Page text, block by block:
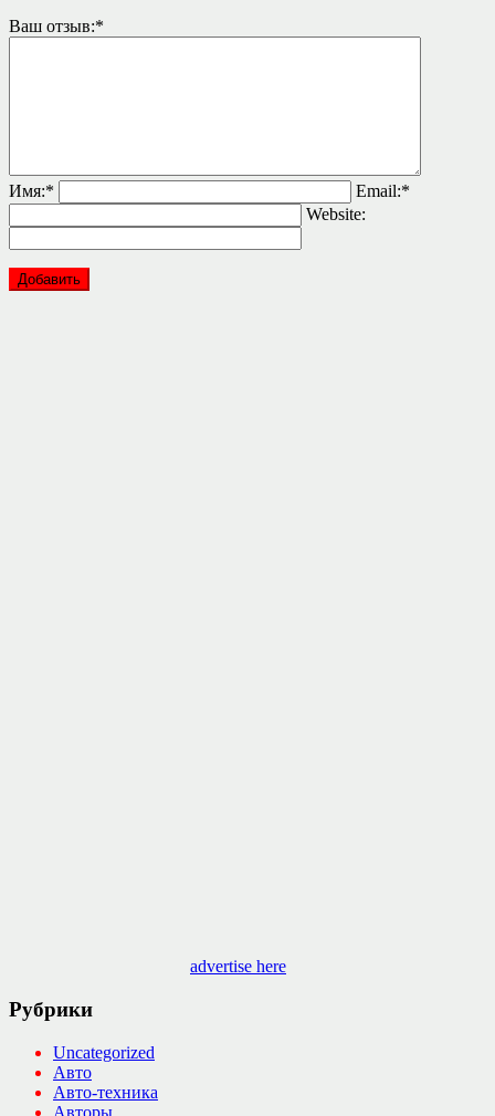
Ваш отзыв:*
Имя:* Email:*
Website:
advertise here
Рубрики
Uncategorized
Авто
Авто-техника
Авторы